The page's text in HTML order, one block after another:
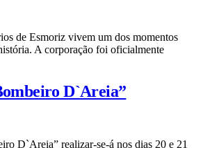
de Esmoriz vivem um dos momentos
A corporação foi oficialmente
D`Areia”
D`Areia” realizar-se-á nos dias 20 e 21